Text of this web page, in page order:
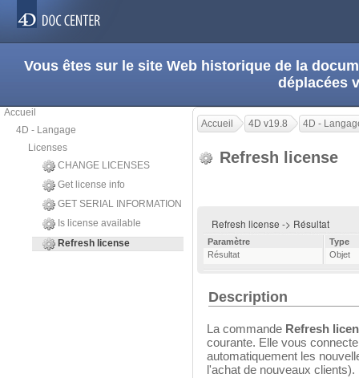
Vous êtes sur le site Web historique de la
déplacées
Accueil
4D - Langage
Licenses
CHANGE LICENSES
Get license info
GET SERIAL INFORMATION
Is license available
Refresh license
Accueil 4D v19.8 4D -
Refresh license
Refresh license -> Résultat
Paramètre
Type
Résultat
Objet
Description
La commande Refresh
courante. Elle vous
automatiquement les
l'achat de nouveaux clients).